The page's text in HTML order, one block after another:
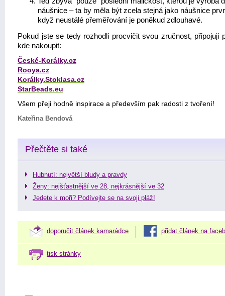
náušnice – ta by měla být zcela stejná jako náušnice
když neustálé přeměřování je poněkud zdlouhavé.
Pokud jste se tedy rozhodli procvičit svou zručnost, připojuji
kde nakoupit:
České-Korálky.cz
Rooya.cz
Korálky.Stoklasa.cz
StarBeads.eu
Všem přeji hodně inspirace a především pak radosti z tvoření!
Kateřina Bendová
Přečtěte si také
Hubnutí: největší bludy a pravdy
Ženy: nejšťastnější ve 28, nejkrásnější ve 32
Jedete k moři? Podívejte se na svoji pláž!
doporučit článek kamarádce přidat článek na
tisk stránky